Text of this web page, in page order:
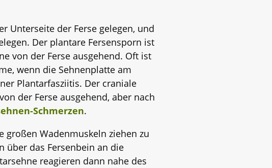
Unterseite der Ferse gelegen, und
Der plantare Fersensporn ist
von der Ferse ausgehend. Oft ist
wenn die Sehnenplatte am
Plantarfasziitis. Der craniale
der Ferse ausgehend, aber nach
Schmerzen.
großen Wadenmuskeln ziehen zu
über das Fersenbein an die
reagieren dann nahe des